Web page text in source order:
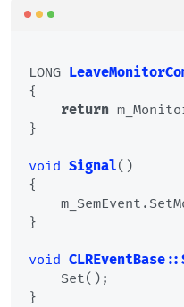
LONG
{
return
}
void Signal()
{
}
void
}